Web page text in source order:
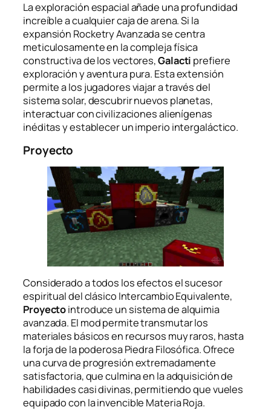
La exploración espacial añade una profundidad
increíble a cualquier caja de arena. Si la
expansión Rocketry Avanzada se centra
meticulosamente en la compleja física
constructiva de los vectores,Galacti prefiere
exploración y aventura pura. Esta extensión
permite a los jugadores viajar a través del
sistema solar, descubrir nuevos planetas,
interactuar con civilizaciones alienígenas
inéditas y establecer un imperio intergaláctico.
Proyecto
Considerado a todos los efectos el sucesor
espiritual del clásico Intercambio Equivalente,
Proyectointroduce un sistema de alquimia
avanzada. El mod permite transmutar los
materiales básicos en recursos muy raros, hasta
la forja de la poderosa Piedra Filosófica. Ofrece
una curva de progresión extremadamente
satisfactoria, que culmina en la adquisición de
habilidades casi divinas, permitiendo que vueles
equipado con la invencible Materia Roja.